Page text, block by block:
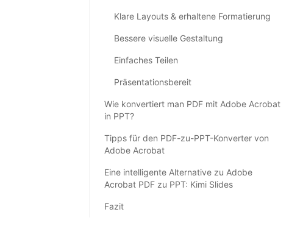
Klare Layouts & erhaltene Formatierung
Bessere visuelle Gestaltung
Einfaches Teilen
Präsentationsbereit
Wie konvertiert man PDF mit Adobe Acrobat
in PPT?
Tipps für den PDF-zu-PPT-Konverter von
Adobe Acrobat
Eine intelligente Alternative zu Adobe
Acrobat PDF zu PPT: Kimi Slides
Fazit